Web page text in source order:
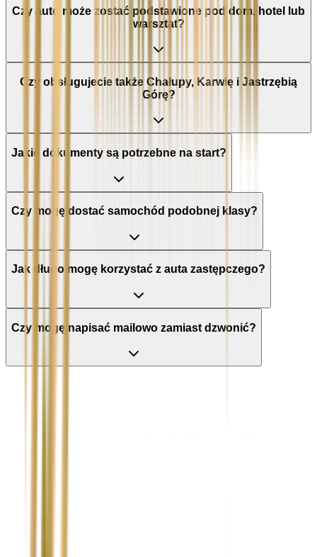
Czy auto może zostać podstawione pod dom, hotel lub
warsztat?
Czy obsługujecie także Chałupy, Karwię i Jastrzębią
Górę?
Jakie dokumenty są potrzebne na start?
Czy mogę dostać samochód podobnej klasy?
Jak długo mogę korzystać z auta zastępczego?
Czy mogę napisać mailowo zamiast dzwonić?